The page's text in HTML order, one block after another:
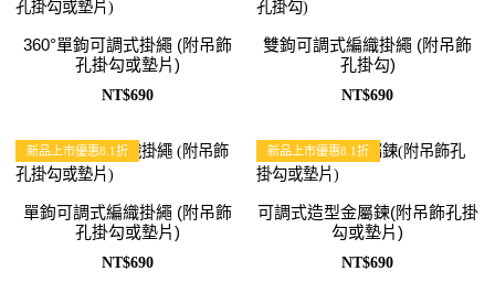
360°單鉤可調式掛繩 (附吊飾
孔掛勾或墊片)
NT$690
雙鉤可調式編織掛繩 (附吊飾
孔掛勾)
NT$690
新品上市優惠8.1折
單鉤可調式編織掛繩 (附吊飾
孔掛勾或墊片)
NT$690
新品上市優惠8.1折
可調式造型金屬鍊(附吊飾孔掛
勾或墊片)
NT$690